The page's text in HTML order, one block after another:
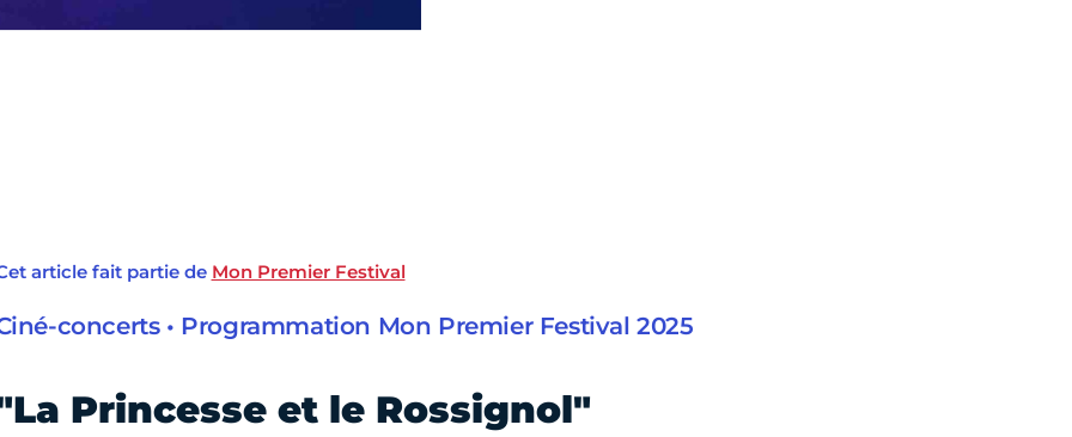
article fait partie de Mon Premier Festival
concerts • Programmation Mon Premier Festival 2025
Princesse et le Rossignol"